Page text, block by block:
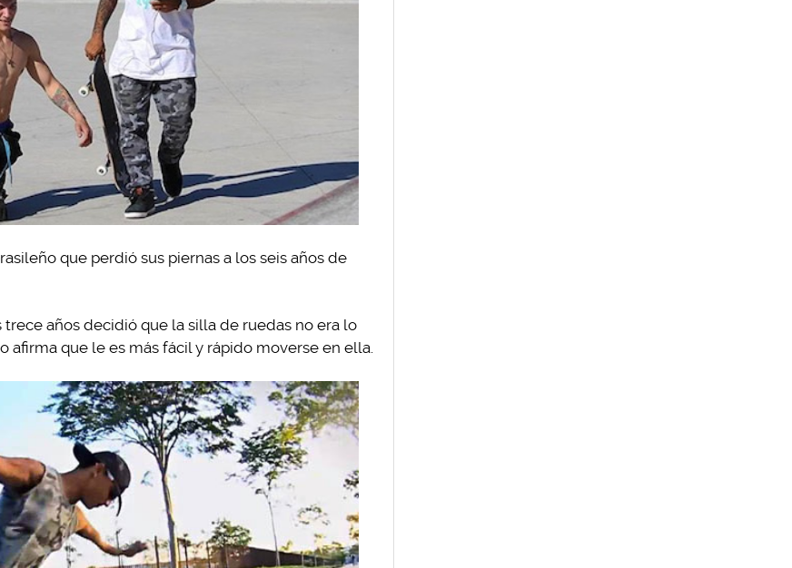
que perdió sus piernas a los seis años de
trece años decidió que la silla de ruedas no era lo
afirma que le es más fácil y rápido moverse en ella.